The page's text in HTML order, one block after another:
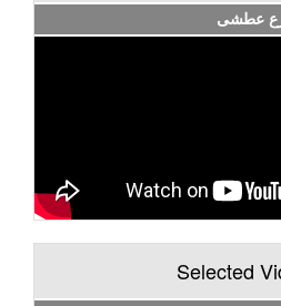
عطشى
Selected